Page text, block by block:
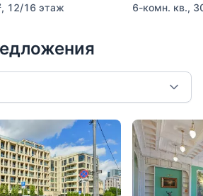
12/16 этаж 6-комн. кв.,